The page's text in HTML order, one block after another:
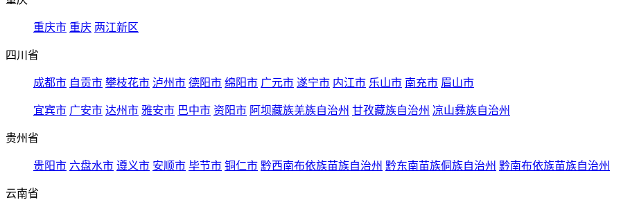
重庆市 重庆 两江新区
四川省
成都市 自贡市 攀枝花市 泸州市 德阳市 绵阳市 广元市 遂宁市 内江市 乐山市 南充市 眉山市
宜宾市 广安市 达州市 雅安市 巴中市 资阳市 阿坝藏族羌族自治州 甘孜藏族自治州 凉山彝族自治州
贵州省
贵阳市 六盘水市 遵义市 安顺市 毕节市 铜仁市 黔西南布依族苗族自治州 黔东南苗族侗族自治州 黔南布依族苗族自治州
云南省